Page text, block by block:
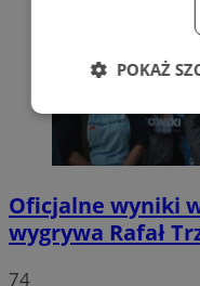
Oficjalne wyniki
wygrywa Rafał
74
POKAŻ